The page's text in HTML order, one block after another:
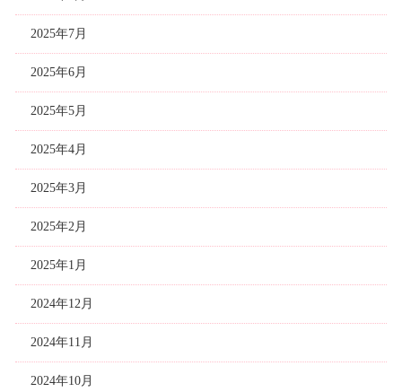
2025年7月
2025年6月
2025年5月
2025年4月
2025年3月
2025年2月
2025年1月
2024年12月
2024年11月
2024年10月